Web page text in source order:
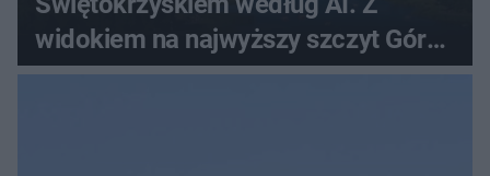
widokiem na najwyższy szczyt Gór
Świętokrzyskich